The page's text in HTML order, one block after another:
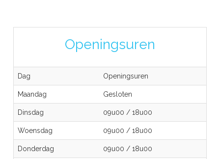
Openingsuren
Dag Openingsuren
Maandag Gesloten
Dinsdag 09u00 /18u00
Woensdag 09u00 /18u00
Donderdag 09u00 /18u00